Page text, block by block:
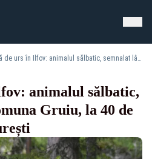
Alertă de urs în Ilfov: animalul sălbatic, semnalat lângă comuna Gruiu, la 40 de kilometri de București
animalul sălbatic,
Gruiu, la 40 de